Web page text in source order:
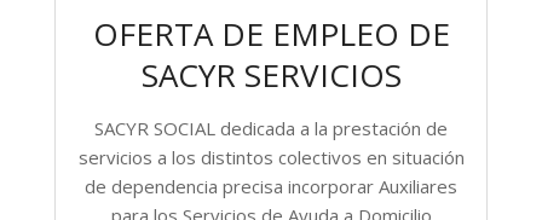
OFERTA DE EMPLEO DE
SACYR SERVICIOS
SACYR SOCIAL dedicada a la prestación de
servicios a los distintos colectivos en situación
de dependencia precisa incorporar Auxiliares
para los Servicios de Ayuda a Domicilio